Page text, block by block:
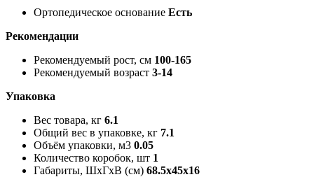
Ортопедическое основание Есть
Рекомендации
Рекомендуемый рост, см 100-165
Рекомендуемый возраст 3-14
Упаковка
Вес товара, кг 6.1
Общий вес в упаковке, кг 7.1
Объём упаковки, м3 0.05
Количество коробок, шт 1
Габариты, ШxГxВ (см) 68.5x45x16